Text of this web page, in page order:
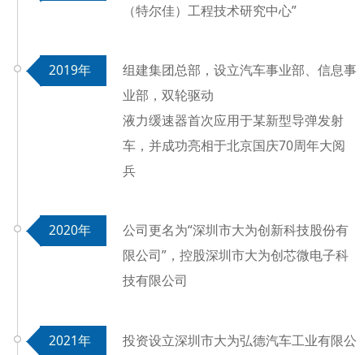
（特尔佳）工程技术研究中心”
2019年
组建集团总部，设立汽车事业部、信息事
业部，双轮驱动
液力缓速器首次应用于某新型导弹发射
车，并成功亮相于北京国庆70周年大阅
兵
2020年
公司更名为“深圳市大为创新科技股份有
限公司”，控股深圳市大为创芯微电子科
技有限公司
2021年
投资设立深圳市大为弘德汽车工业有限公